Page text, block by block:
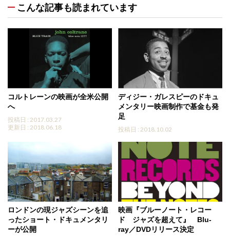
こんな記事も読まれています
コルトレーンの映画が全米公開
へ
投稿日 : 2017.03.27
更新日 : 2018.06.18
ディジー・ガレスピーのドキュ
メンタリー映画制作で基金も発
足
投稿日 : 2018.10.02
ロンドンの現ジャズシーンを追
ったショート・ドキュメンタリ
ーが公開
映画『ブルーノート・レコー
ド ジャズを超えて』 Blu-
ray／DVDリリース決定